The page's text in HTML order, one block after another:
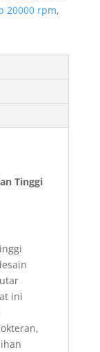
20000 rpm,
Tinggi
ini